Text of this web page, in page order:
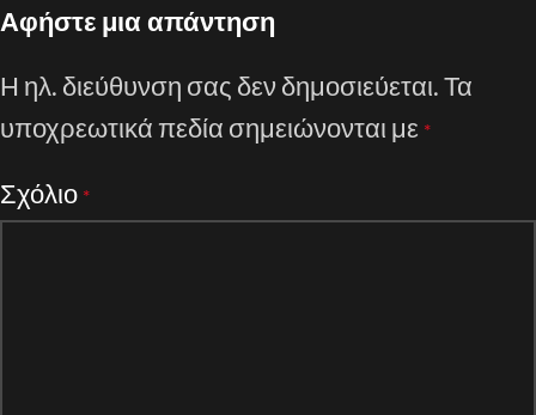
Αφήστε μια απάντηση
Η ηλ. διεύθυνση σας δεν δημοσιεύεται.Τα
υποχρεωτικά πεδία σημειώνονται με *
Σχόλιο *